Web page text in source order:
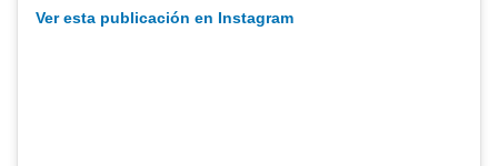
Ver esta publicación en Instagram